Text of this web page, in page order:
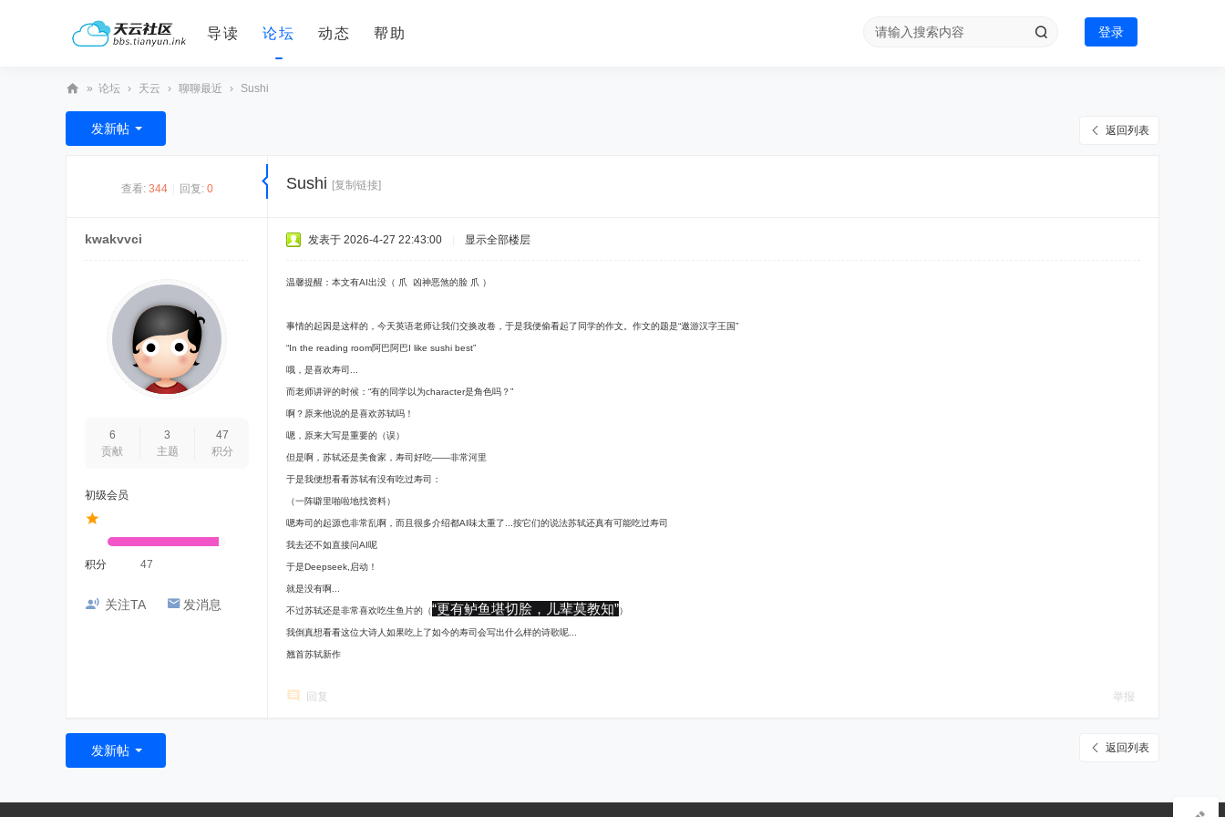
导读 论坛 动态 帮助 登录
天
云
» 论坛 › 天云 › 聊聊最近 › Sushi
返回列表
发新帖
查看: 344 回复: 0 Sushi [复制链接]
kwakvvci
6
贡献
3
主题
47
积分
初级会员
积分 47
关注TA 发消息
发表于 2026-4-27 22:43:00 显示全部楼层
温馨提醒：本文有AI出没（ 爪 凶神恶煞的脸 爪 ）
事情的起因是这样的，今天英语老师让我们交换改卷，于是我便偷看起了同学的作文。作文的题是“遨游汉字王国”
“In the reading room阿巴阿巴I like sushi best”
哦，是喜欢寿司...
而老师讲评的时候：“有的同学以为character是角色吗？”
啊？原来他说的是喜欢苏轼吗！
嗯，原来大写是重要的（误）
但是啊，苏轼还是美食家，寿司好吃——非常河里
于是我便想看看苏轼有没有吃过寿司：
（一阵噼里啪啦地找资料）
嗯寿司的起源也非常乱啊，而且很多介绍都AI味太重了...按它们的说法苏轼还真有可能吃过寿司
我去还不如直接问AI呢
于是Deepseek,启动！
就是没有啊...
不过苏轼还是非常喜欢吃生鱼片的（“更有鲈鱼堪切脍，儿辈莫教知”）
我倒真想看看这位大诗人如果吃上了如今的寿司会写出什么样的诗歌呢...
翘首苏轼新作
回复 举报
返回列表
发新帖